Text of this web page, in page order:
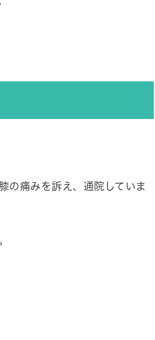
の痛みを訴え、通院していま